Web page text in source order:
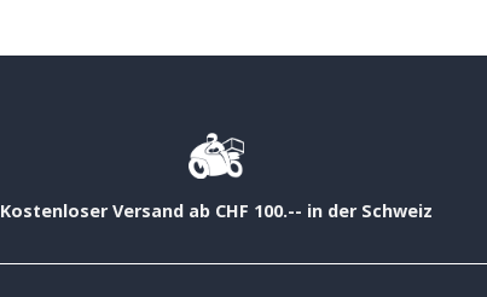
Kostenloser Versand ab CHF 100.-- in der Schweiz